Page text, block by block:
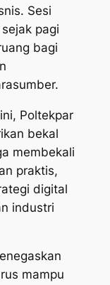
Sesi
pagi
bagi
Poltekpar
bekal
membekali
praktis,
digital
industri
mampu